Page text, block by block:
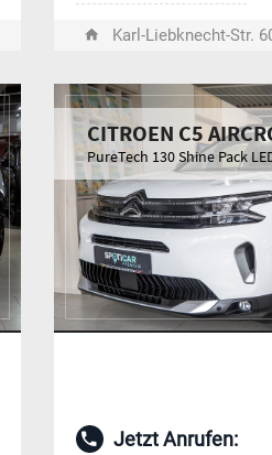
Karl-Liebknecht-Str.
CITROEN C5
PureTech 130 Shine Pack
Jetzt Anrufen: